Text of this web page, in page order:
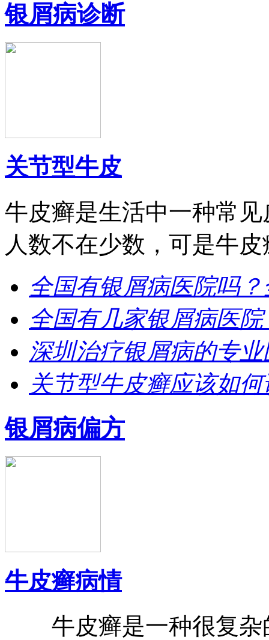
银屑病诊断
关节型牛皮
牛皮癣是生活中一种常
人数不在少数，可是牛
全国有银屑病医院吗
全国有几家银屑病医
深圳治疗银屑病的专
关节型牛皮癣应该如
银屑病偏方
牛皮癣病情
牛皮癣是一种很复杂